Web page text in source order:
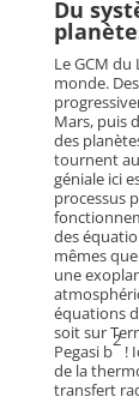
Du
Le GCM
monde.
Mars, puis
des
tournent
géniale ici
processus
des
mêmes
une
équations
soit sur
Pegasi b
2
!
de la
transfert